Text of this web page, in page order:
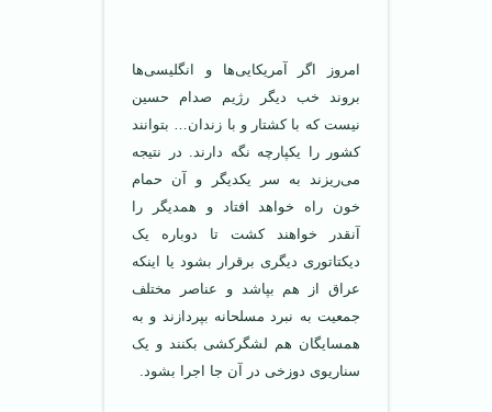
امروز اگر آمریکایی‌ها و انگلیسی‌ها
بروند خب دیگر رژیم صدام حسین
نیست که با کشتار و با زندان… بتوانند
کشور را یکپارچه نگه دارند. در نتیجه
می‌ریزند به سر یکدیگر و آن حمام
خون راه خواهد افتاد و همدیگر را
آنقدر خواهند کشت تا دوباره یک
دیکتاتوری دیگری برقرار بشود یا اینکه
عراق از هم بپاشد و عناصر مختلف
جمعیت به نبرد مسلحانه بپردازند و به
همسایگان هم لشگرکشی بکنند و یک
سناریوی دوزخی در آن جا اجرا بشود.